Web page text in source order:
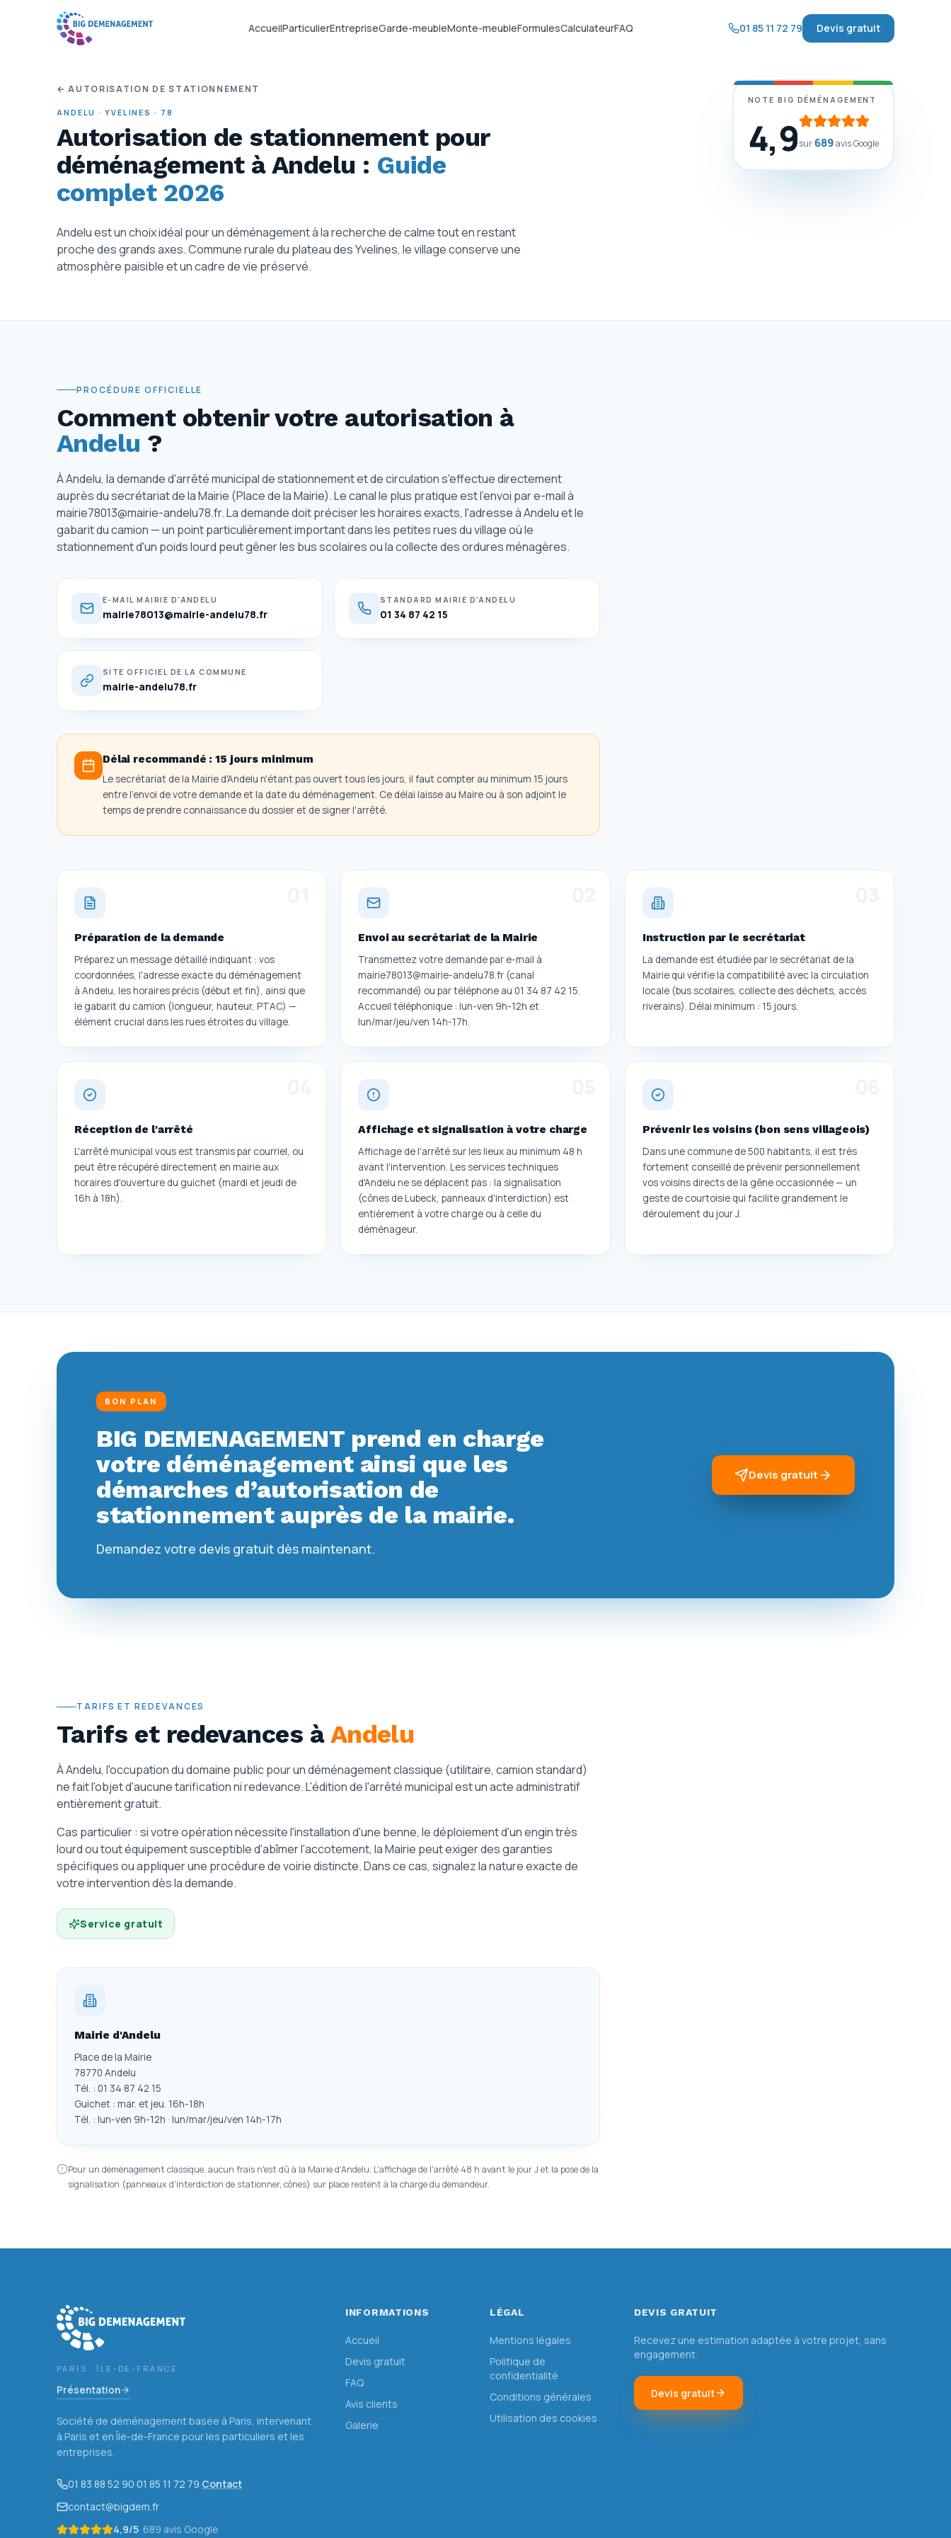
AccueilParticulierEntrepriseGarde-meubleMonte-meubleFormulesCalculateurFAQ 01 85 11 72 79 Devis gratuit
← AUTORISATION DE STATIONNEMENT
ANDELU ·YVELINES · 78
Autorisation de stationnement pour
déménagement à Andelu : Guide
complet 2026
Andelu est un choix idéal pour un déménagement à la recherche de calme tout en restant
proche des grands axes. Commune rurale du plateau des Yvelines, le village conserve une
atmosphère paisible et un cadre de vie préservé.
NOTE BIG DÉMÉNAGEMENT
4,9sur689avis Google
PROCÉDURE OFFICIELLE
Comment obtenir votre autorisation à
Andelu ?
À Andelu, la demande d'arrêté municipal de stationnement et de circulation s'effectue directement
auprès du secrétariat de la Mairie (Place de la Mairie). Le canal le plus pratique est l'envoi par e-mail à
mairie78013@mairie-andelu78.fr. La demande doit préciser les horaires exacts, l'adresse à Andelu et le
gabarit du camion — un point particulièrement important dans les petites rues du village où le
stationnement d'un poids lourd peut gêner les bus scolaires ou la collecte des ordures ménagères.
E-MAIL MAIRIE D'ANDELU
mairie78013@mairie-andelu78.fr
STANDARD MAIRIE D'ANDELU
01 34 87 42 15
SITE OFFICIEL DE LA COMMUNE
mairie-andelu78.fr
Délai recommandé :15 jours minimum
Le secrétariat de la Mairie d'Andelu n'étant pas ouvert tous les jours, il faut compter au minimum 15 jours
entre l'envoi de votre demande et la date du déménagement. Ce délai laisse au Maire ou à son adjoint le
temps de prendre connaissance du dossier et de signer l'arrêté.
Préparation de la demande
Préparez un message détaillé indiquant : vos
coordonnées, l'adresse exacte du déménagement
à Andelu, les horaires précis (début et fin), ainsi que
le gabarit du camion (longueur, hauteur, PTAC) —
élément crucial dans les rues étroites du village.
Envoi au secrétariat de la Mairie
Transmettez votre demande par e-mail à
mairie78013@mairie-andelu78.fr (canal
recommandé) ou par téléphone au 01 34 87 42 15.
Accueil téléphonique : lun-ven 9h-12h et
lun/mar/jeu/ven 14h-17h.
Instruction par le secrétariat
La demande est étudiée par le secrétariat de la
Mairie qui vérifie la compatibilité avec la circulation
locale (bus scolaires, collecte des déchets, accès
riverains). Délai minimum : 15 jours.
Réception de l'arrêté
L'arrêté municipal vous est transmis par courriel, ou
peut être récupéré directement en mairie aux
horaires d'ouverture du guichet (mardi et jeudi de
16h à 18h).
Affichage et signalisation à votre charge
Affichage de l'arrêté sur les lieux au minimum 48 h
avant l'intervention. Les services techniques
d'Andelu ne se déplacent pas : la signalisation
(cônes de Lubeck, panneaux d'interdiction) est
entièrement à votre charge ou à celle du
déménageur.
Prévenir les voisins (bon sens villageois)
Dans une commune de 500 habitants, il est très
fortement conseillé de prévenir personnellement
vos voisins directs de la gêne occasionnée — un
geste de courtoisie qui facilite grandement le
déroulement du jour J.
BON PLAN
BIG DEMENAGEMENT prend en charge
votre déménagement ainsi que les
démarches d’autorisation de
stationnement auprès de la mairie.
Demandez votre devis gratuit dès maintenant.
Devis gratuit
TARIFS ET REDEVANCES
Tarifs et redevances àAndelu
À Andelu, l'occupation du domaine public pour un déménagement classique (utilitaire, camion standard)
ne fait l'objet d'aucune tarification ni redevance. L'édition de l'arrêté municipal est un acte administratif
entièrement gratuit.
Cas particulier : si votre opération nécessite l'installation d'une benne, le déploiement d'un engin très
lourd ou tout équipement susceptible d'abîmer l'accotement, la Mairie peut exiger des garanties
spécifiques ou appliquer une procédure de voirie distincte. Dans ce cas, signalez la nature exacte de
votre intervention dès la demande.
Service gratuit
Mairie d'Andelu
Place de la Mairie
78770 Andelu
Tél. : 01 34 87 42 15
Guichet : mar. et jeu. 16h-18h
Tél. : lun-ven 9h-12h · lun/mar/jeu/ven 14h-17h
Pour un déménagement classique, aucun frais n'est dû à la Mairie d'Andelu. L'affichage de l'arrêté 48 h avant le jour J et la pose de la
signalisation (panneaux d'interdiction de stationner, cônes) sur place restent à la charge du demandeur.
PARIS · ÎLE-DE-FRANCE
Présentation
Société de déménagement basée à Paris, intervenant
à Paris et en Île-de-France pour les particuliers et les
entreprises.
01 83 88 52 90·01 85 11 72 79·Contact
contact@bigdem.fr
4,9/5· 689 avis Google
INFORMATIONS
Accueil
Devis gratuit
FAQ
Avis clients
Galerie
LÉGAL
Mentions légales
Politique de
confidentialité
Conditions générales
Utilisation des cookies
DEVIS GRATUIT
Recevez une estimation adaptée à votre projet, sans
engagement.
Devis gratuit